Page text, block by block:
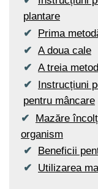
plantare
Prima
A doua cale
A treia
Instrucțiuni
pentru mâncare
Mazăre
organism
Beneficii
Utilizarea